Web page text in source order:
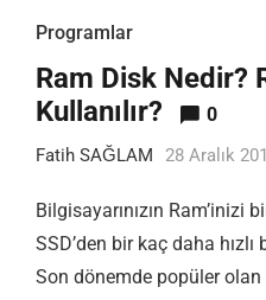
Programlar
Ram Disk Nedir?
Kullanılır?
0
Fatih SAĞLAM 28 Aralık
Bilgisayarınızın Ram’inizi
SSD’den bir kaç daha
Son dönemde popüler olan